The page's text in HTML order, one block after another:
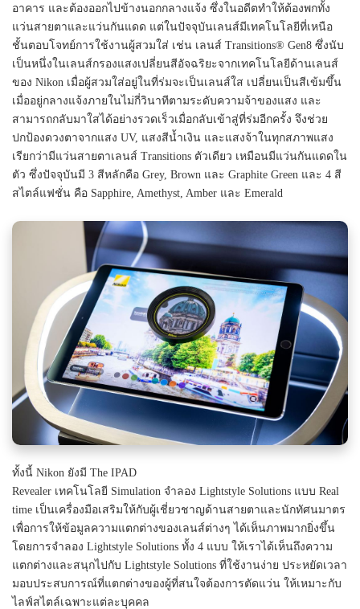
อาคาร และต้องออกไปข้างนอกกลางแจ้ง ซึ่งในอดีตทำให้ต้องพกทั้ง
แว่นสายตาและแว่นกันแดด แต่ในปัจจุบันเลนส์มีเทคโนโลยีที่เหนือ
ชั้นตอบโจทย์การใช้งานผู้สวมใส่ เช่น เลนส์ Transitions®️ Gen8 ซึ่งนับ
เป็นหนึ่งในเลนส์กรองแสงเปลี่ยนสีอัจฉริยะจากเทคโนโลยีด้านเลนส์
ของ Nikon เมื่อผู้สวมใส่อยู่ในที่ร่มจะเป็นเลนส์ใส เปลี่ยนเป็นสีเข้มขึ้น
เมื่ออยู่กลางแจ้งภายในไม่กี่วินาทีตามระดับความจ้าของแสง และ
สามารถกลับมาใสได้อย่างรวดเร็วเมื่อกลับเข้าสู่ที่ร่มอีกครั้ง จึงช่วย
ปกป้องดวงตาจากแสง UV, แสงสีน้ำเงิน และแสงจ้าในทุกสภาพแสง
เรียกว่ามีแว่นสายตาเลนส์ Transitions ตัวเดียว เหมือนมีแว่นกันแดดใน
ตัว ซึ่งปัจจุบันมี 3 สีหลักคือ Grey, Brown และ Graphite Green และ 4 สี
สไตล์แฟชั่น คือ Sapphire, Amethyst, Amber และ Emerald
ทั้งนี้ Nikon ยังมี The IPAD
Revealer เทคโนโลยี Simulation จำลอง Lightstyle Solutions แบบ Real
time เป็นเครื่องมือเสริมให้กับผู้เชี่ยวชาญด้านสายตาและนักทัศนมาตร
เพื่อการให้ข้อมูลความแตกต่างของเลนส์ต่างๆ ได้เห็นภาพมากยิ่งขึ้น
โดยการจำลอง Lightstyle Solutions ทั้ง 4 แบบ ให้เราได้เห็นถึงความ
แตกต่างและสนุกไปกับ Lightstyle Solutions ที่ใช้งานง่าย ประหยัดเวลา
มอบประสบการณ์ที่แตกต่างของผู้ที่สนใจต้องการตัดแว่น ให้เหมาะกับ
ไลฟ์สไตล์เฉพาะแต่ละบุคคล